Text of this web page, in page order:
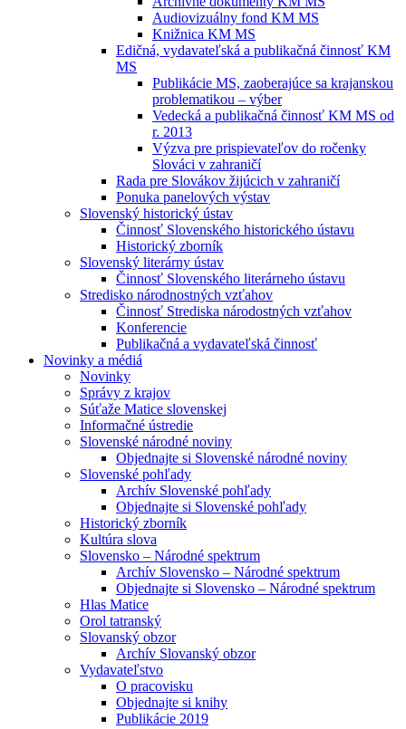
Audiovizuálny fond KM MS
Knižnica KM MS
Edičná, vydavateľská a publikačná činnosť KM
MS
Publikácie MS, zaoberajúce sa krajanskou
problematikou – výber
Vedecká a publikačná činnosť KM MS od
r. 2013
Výzva pre prispievateľov do ročenky
Slováci v zahraničí
Rada pre Slovákov žijúcich v zahraničí
Ponuka panelových výstav
Slovenský historický ústav
Činnosť Slovenského historického ústavu
Historický zborník
Slovenský literárny ústav
Činnosť Slovenského literárneho ústavu
Stredisko národnostných vzťahov
Činnosť Strediska národostných vzťahov
Konferencie
Publikačná a vydavateľská činnosť
Novinky a médiá
Novinky
Správy z krajov
Súťaže Matice slovenskej
Informačné ústredie
Slovenské národné noviny
Objednajte si Slovenské národné noviny
Slovenské pohľady
Archív Slovenské pohľady
Objednajte si Slovenské pohľady
Historický zborník
Kultúra slova
Slovensko – Národné spektrum
Archív Slovensko – Národné spektrum
Objednajte si Slovensko – Národné spektrum
Hlas Matice
Orol tatranský
Slovanský obzor
Archív Slovanský obzor
Vydavateľstvo
O pracovisku
Objednajte si knihy
Publikácie 2019